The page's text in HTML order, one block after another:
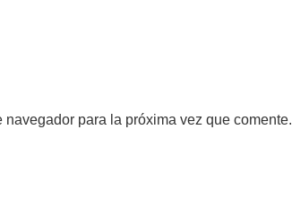
para la próxima vez que comente.